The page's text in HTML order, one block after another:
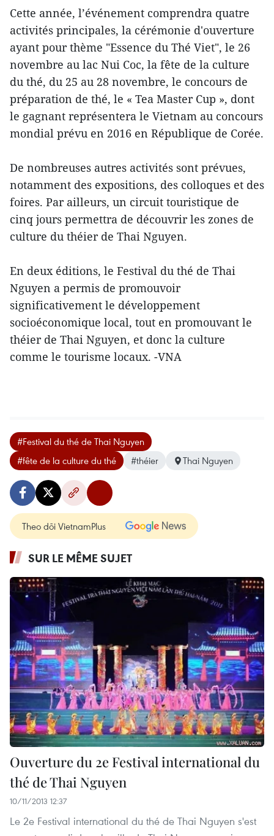
Cette année, l’événement comprendra quatre
activités principales, la cérémonie d'ouverture
ayant pour thème "Essence du Thé Viet", le 26
novembre au lac Nui Coc, la fête de la culture
du thé, du 25 au 28 novembre, le concours de ​
préparation de thé, le « Tea Master Cup », dont
le gagnant représentera le ​Vietnam au concours
mondial prévu en 2016 en République de Corée.
De nombreuses autres activités sont prévues, ​
notamment des expositions, des colloques et des
foires. Par ailleurs, un circuit touristique de
cinq jours permettra de découvrir les zones de
culture du théier de Thai Nguyen.
​En deux éditions, le Festival du thé de Thai
Nguyen a permis ​de promouvoir
significativement le développement
socioéconomique​ local, tout en ​promouvant ​le
théier​ de Thai Nguyen, et donc la culture
comme le tourisme locaux. -VNA
#Festival du thé de Thai Nguyen
#fête de la culture du thé
#théier​ Thai Nguyen
Theo dõi VietnamPlus
SUR LE MÊME SUJET
Ouverture du 2e Festival international du
thé de Thai Nguyen
10/11/2013 12:37
Le 2e Festival international du thé de Thai Nguyen s'est